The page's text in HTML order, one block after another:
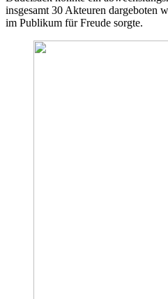
insgesamt 30 Akteuren dargeboten
im Publikum für Freude sorgte.